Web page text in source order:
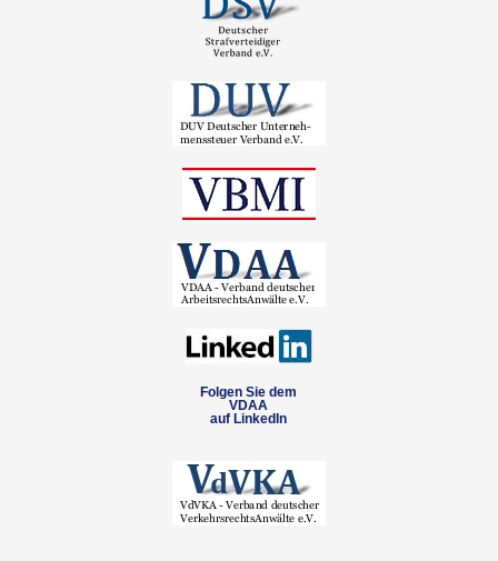
Folgen Sie dem
VDAA
auf LinkedIn